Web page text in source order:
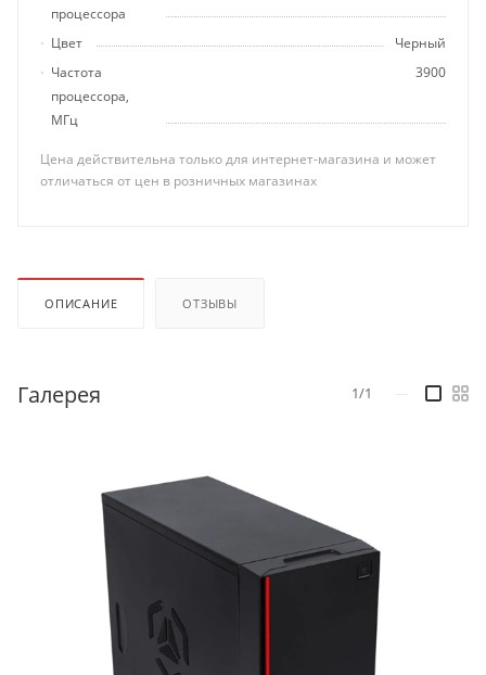
процессора
Цвет
Черный
Частота
процессора,
МГц
3900
Цена действительна только для интернет-магазина и может
отличаться от цен в розничных магазинах
ОПИСАНИЕ ОТЗЫВЫ
Галерея 1/1